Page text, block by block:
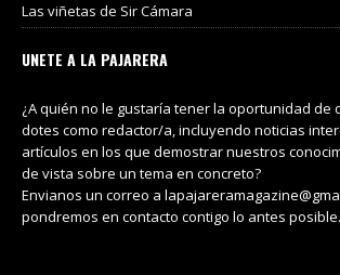
Las viñetas de Sir Cámara
UNETE A LA PAJARERA
¿A quién no le gustaría tener la oportunidad de
dotes como redactor/a, incluyendo noticias
artículos en los que demostrar nuestros
de vista sobre un tema en concreto?
Envianos un correo a
pondremos en contacto contigo lo antes posible.